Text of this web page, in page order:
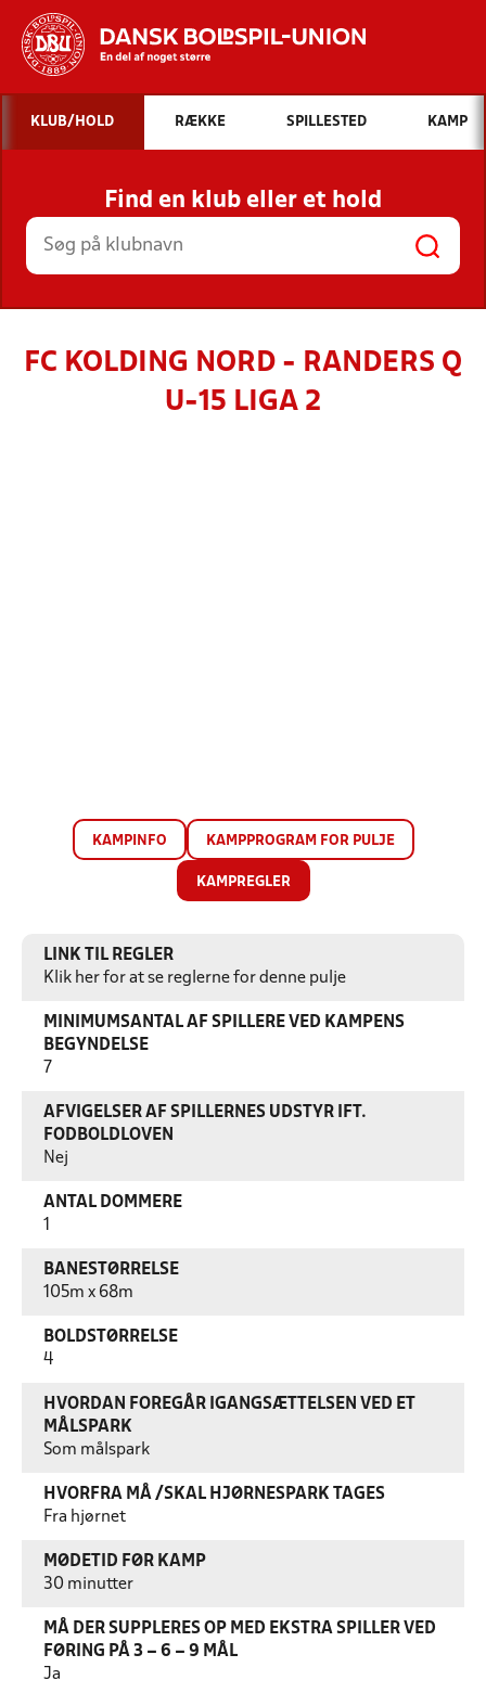
Hvad vil du søge efter?
INDHOLD OG NYHEDER
STILLINGER, RESULTATER, KLUBBER OG
HOLD
KLUB/HOLD RÆKKE SPILLESTED KAMP
Find en klub eller et hold
FC KOLDING NORD - RANDERS Q
U-15 LIGA 2
KAMPINFO KAMPPROGRAM FOR PULJE
KAMPREGLER
LINK TIL REGLER
Klik her for at se reglerne for denne pulje
MINIMUMSANTAL AF SPILLERE VED KAMPENS
BEGYNDELSE
7
AFVIGELSER AF SPILLERNES UDSTYR IFT.
FODBOLDLOVEN
Nej
ANTAL DOMMERE
BANESTØRRELSE
105m x 68m
BOLDSTØRRELSE
4
HVORDAN FOREGÅR IGANGSÆTTELSEN VED ET
MÅLSPARK
Som målspark
HVORFRA MÅ /SKAL HJØRNESPARK TAGES
Fra hjørnet
MØDETID FØR KAMP
30 minutter
MÅ DER SUPPLERES OP MED EKSTRA SPILLER VED
FØRING PÅ 3 – 6 – 9 MÅL
Ja